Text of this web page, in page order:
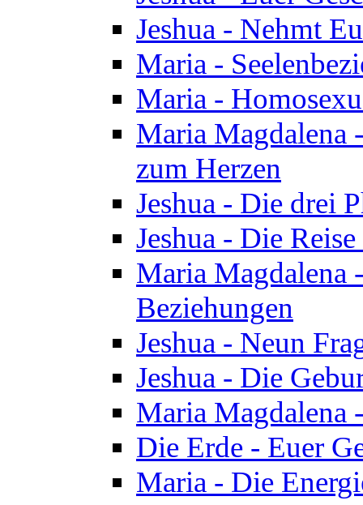
Jeshua - Nehmt
Maria -
Maria -
Maria Magdalena
zum Herzen
Jeshua - Die drei
Jeshua - Die
Maria Magdalena
Beziehungen
Jeshua - Neun
Jeshua - Die
Maria Magdalena
Die Erde - Euer
Maria - Die